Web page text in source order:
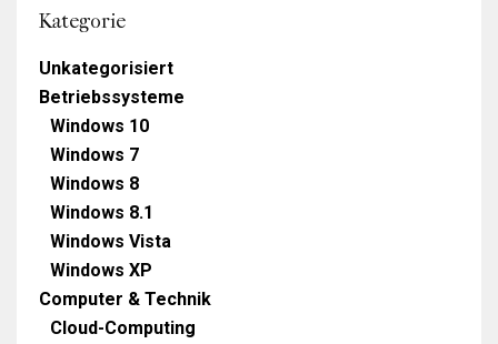
Kategorie
Unkategorisiert
Betriebssysteme
Windows 10
Windows 7
Windows 8
Windows 8.1
Windows Vista
Windows XP
Computer & Technik
Cloud-Computing